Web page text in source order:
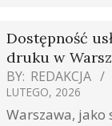
Dostępność
druku w
BY: REDAKCJA
LUTEGO, 2026
Warszawa, jako